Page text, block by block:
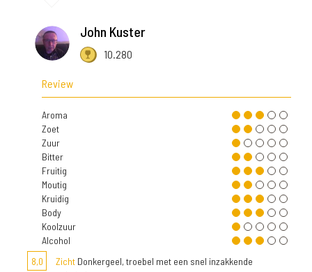
John Kuster
10.280
Review
Aroma
Zoet
Zuur
Bitter
Fruitig
Moutig
Kruidig
Body
Koolzuur
Alcohol
8,0
Zicht Donkergeel, troebel met een snel inzakkende